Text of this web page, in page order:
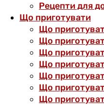
Рецепти для
Що приготувати
Що
Що
Що
Що
Що
Що
Що